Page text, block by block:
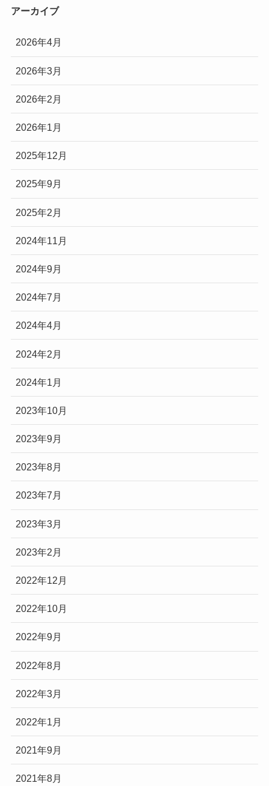
アーカイブ
2026年4月
2026年3月
2026年2月
2026年1月
2025年12月
2025年9月
2025年2月
2024年11月
2024年9月
2024年7月
2024年4月
2024年2月
2024年1月
2023年10月
2023年9月
2023年8月
2023年7月
2023年3月
2023年2月
2022年12月
2022年10月
2022年9月
2022年8月
2022年3月
2022年1月
2021年9月
2021年8月